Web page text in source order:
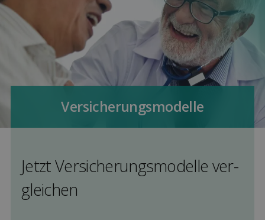
Versicherungs­modelle
Jetzt Versicherungs­modelle ver­
gleichen